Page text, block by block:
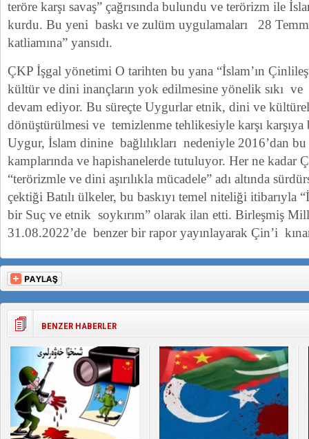
teröre karşı savaş” çağrısında bulundu ve terörizm ile
kurdu. Bu yeni baskı ve zulüm uygulamaları 28
katliamına” yansıdı.
ÇKP İşgal yönetimi O tarihten bu yana “İslam’ın
kültür ve dini inançların yok edilmesine yönelik sıkı
devam ediyor. Bu süreçte Uygurlar etnik, dini ve
dönüştürülmesi ve temizlenme tehlikesiyle karşı
Uygur, İslam dinine bağlılıkları nedeniyle 2016’dan
kamplarında ve hapishanelerde tutuluyor. Her ne kadar
“terörizmle ve dini aşırılıkla mücadele” adı altında
çektiği Batılı ülkeler, bu baskıyı temel niteliği itibarıyla
bir Suç ve etnik soykırım” olarak ilan etti. Birleşmiş
31.08.2022’de benzer bir rapor yayınlayarak Çin’i
BENZER HABERLER